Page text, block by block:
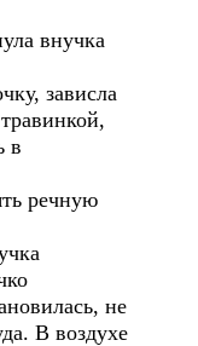
внучка
зависла
в
речную
не
В воздухе